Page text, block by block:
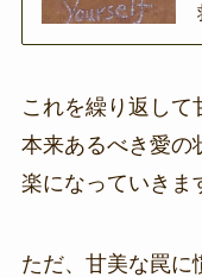
これを繰り返して
本来あるべき愛の
楽になっていきま
ただ、甘美な罠に